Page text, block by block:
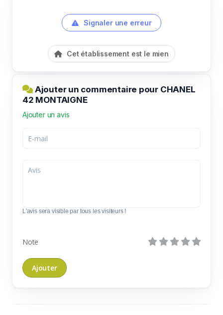
Signaler une erreur
Cet établissement est le mien
Ajouter un commentaire pour CHANEL
42 MONTAIGNE
Ajouter un avis
L'avis sera visible par tous les visiteurs !
Note